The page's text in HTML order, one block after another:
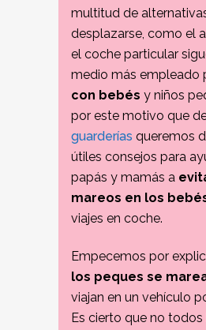
multitud de
desplazarse, como el
el coche particular
medio más empleado
con bebés y niños
por este motivo que
guarderías queremos
útiles consejos para
papás y mamás a
mareos en los
viajes en coche.
Empecemos por
los peques se
viajan en un vehículo
Es cierto que no todos